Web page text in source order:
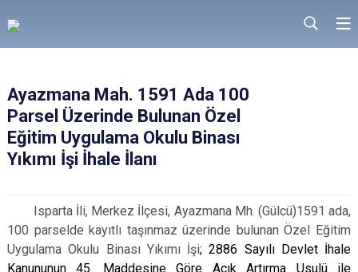
Ayazmana Mah. 1591 Ada 100
Parsel Üzerinde Bulunan Özel
Eğitim Uygulama Okulu Binası
Yıkımı İşi İhale İlanı
Isparta İli, Merkez İlçesi, Ayazmana Mh. (Gülcü)1591 ada,
100 parselde kayıtlı taşınmaz üzerinde bulunan Özel Eğitim
Uygulama Okulu Binası Yıkımı İşi; 2886 Sayılı Devlet İhale
Kanununun 45. Maddesine Göre Açık Artırma Usulü ile